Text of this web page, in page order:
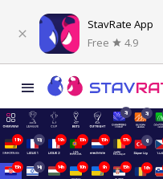
StavRate App
Free
4.9
3j 3j
11h 13j 19h 15h 15h 17h 6j
15h 14j 14h 10h 9h 15h 16h